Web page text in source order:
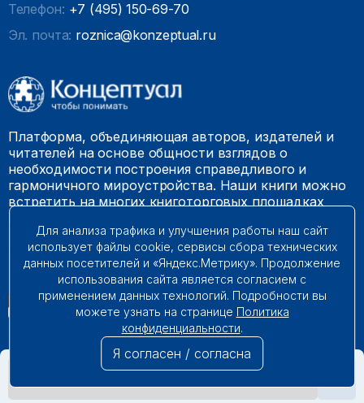
Телефон: +7 (495) 150-69-70
Эл. почта: roznica@konzeptual.ru
Платформа, объединяющая авторов, издателей и
читателей на основе общности взглядов о
необходимости построения справедливого и
гармоничного мироустройства. Наши книги можно
встретить на многих книготорговых площадках
© 2009 – 2026. Все права защищены.
Для анализа трафика и улучшения работы наш сайт
использует файлы cookie, сервисы сбора технических
данных посетителей и «Яндекс.Метрику». Продолжение
использования сайта является согласием с
применением данных технологий. Подробности вы
можете узнать на странице Политика
конфиденциальности.
Я согласен / согласна